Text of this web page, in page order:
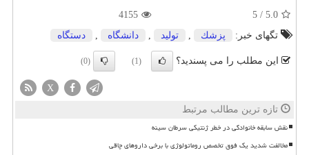
5.0
/
5
4155
تگهای خبر:
پزشك تولید دانشگاه دستگاه
این مطلب را می پسندید؟ (1)
(0)
X
تازه ترین مطالب مرتبط
نقش سابقه خانوادگی در خطر ژنتیکی سرطان سینه
مخالفت شدید یک فوق تخصص روماتولوژی با برخی داروهای چاقی